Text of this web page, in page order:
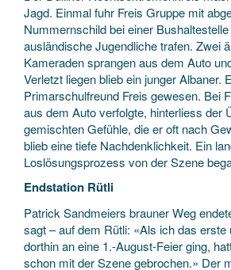
Jagd. Einmal fuhr Freis Gruppe mit
Nummernschild bei einer
ausländische Jugendliche trafen. Zwei
Kameraden sprangen aus dem Auto
Verletzt liegen blieb ein junger Albaner.
Primarschulfreund Freis gewesen. Bei
aus dem Auto verfolgte, hinterliess der
gemischten Gefühle, die er oft nach
blieb eine tiefe Nachdenklichkeit. Ein
Loslösungsprozess von der Szene
Endstation Rütli
Patrick Sandmeiers brauner Weg
sagt – auf dem Rütli: «Als ich das erste
dorthin an eine 1.-August-Feier ging,
schon mit der Szene gebrochen.» Der